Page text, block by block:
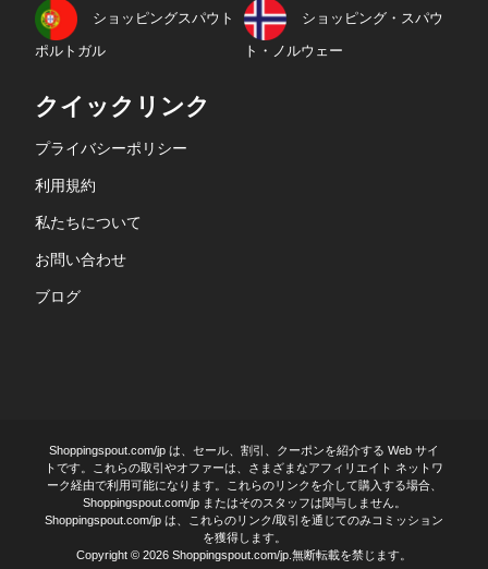
ショッピングスパウト
ポルトガル
ショッピング・スパウ
ト・ノルウェー
クイックリンク
プライバシーポリシー
利用規約
私たちについて
お問い合わせ
ブログ
Shoppingspout.com/jp は、セール、割引、クーポンを紹介する Web サイ
トです。これらの取引やオファーは、さまざまなアフィリエイト ネットワ
ーク経由で利用可能になります。これらのリンクを介して購入する場合、
Shoppingspout.com/jp またはそのスタッフは関与しません。
Shoppingspout.com/jp は、これらのリンク/取引を通じてのみコミッション
を獲得します。
Copyright © 2026 Shoppingspout.com/jp.無断転載を禁じます。